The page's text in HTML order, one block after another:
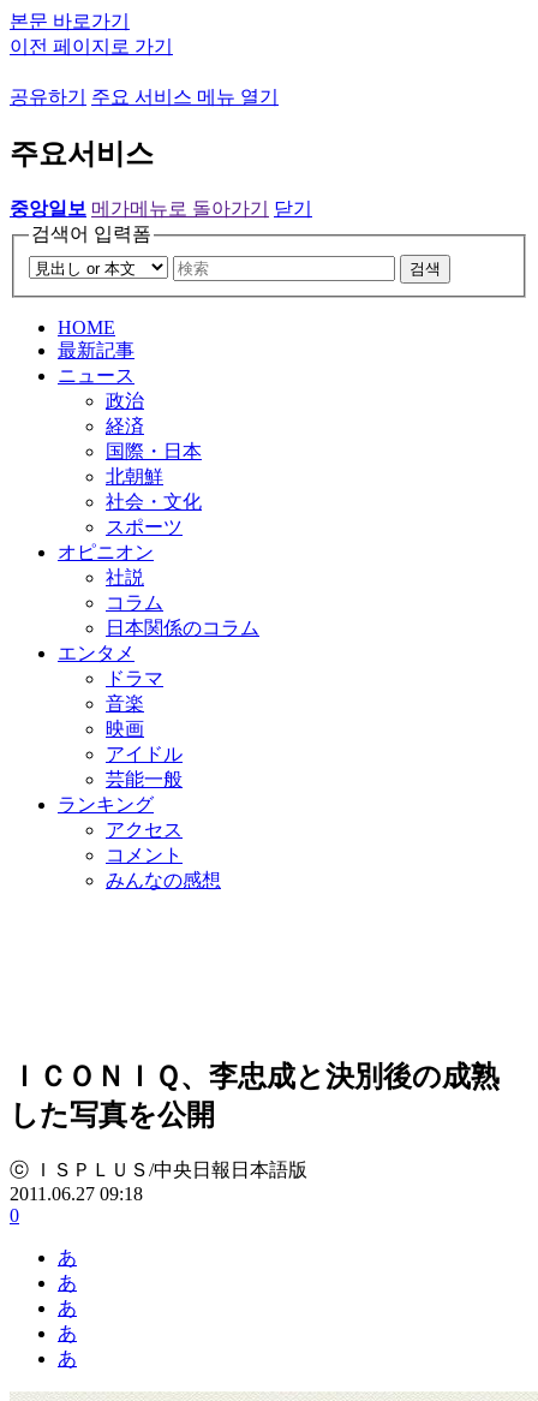
본문 바로가기
이전 페이지로 가기
공유하기 주요 서비스 메뉴 열기
주요서비스
중앙일보 메가메뉴로 돌아가기
닫기
검색어 입력폼
검색
HOME
最新記事
ニュース
政治
経済
国際・日本
北朝鮮
社会・文化
スポーツ
オピニオン
社説
コラム
日本関係のコラム
エンタメ
ドラマ
音楽
映画
アイドル
芸能一般
ランキング
アクセス
コメント
みんなの感想
ＩＣＯＮＩＱ、李忠成と決別後の成熟
した写真を公開
ⓒ ＩＳＰＬＵＳ/中央日報日本語版
2011.06.27 09:18
0
あ
あ
あ
あ
あ